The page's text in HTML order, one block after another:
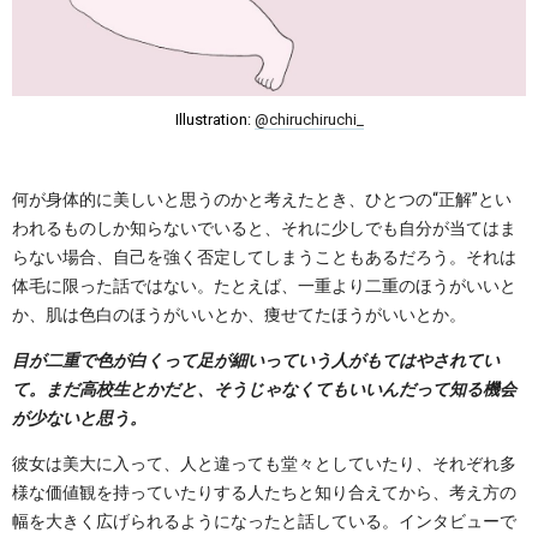
Illustration: @chiruchiruchi_
何が身体的に美しいと思うのかと考えたとき、ひとつの“正解”とい
われるものしか知らないでいると、それに少しでも自分が当てはま
らない場合、自己を強く否定してしまうこともあるだろう。それは
体毛に限った話ではない。たとえば、一重より二重のほうがいいと
か、肌は色白のほうがいいとか、痩せてたほうがいいとか。
目が二重で色が白くって足が細いっていう人がもてはやされてい
て。まだ高校生とかだと、そうじゃなくてもいいんだって知る機会
が少ないと思う。
彼女は美大に入って、人と違っても堂々としていたり、それぞれ多
様な価値観を持っていたりする人たちと知り合えてから、考え方の
幅を大きく広げられるようになったと話している。インタビューで